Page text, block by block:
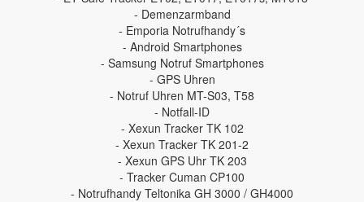
- Demenzarmband
- Emporia Notrufhandy´s
- Android Smartphones
- Samsung Notruf Smartphones
- GPS Uhren
- Notruf Uhren MT-S03, T58
- Notfall-ID
- Xexun Tracker TK 102
- Xexun Tracker TK 201-2
- Xexun GPS Uhr TK 203
- Tracker Cuman CP100
- Notrufhandy Teltonika GH 3000 / GH4000